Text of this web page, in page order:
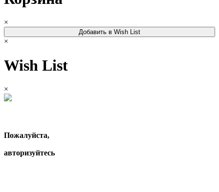
×
Добавить в Wish List
×
Wish List
×
Пожалуйста,
авторизуйтесь